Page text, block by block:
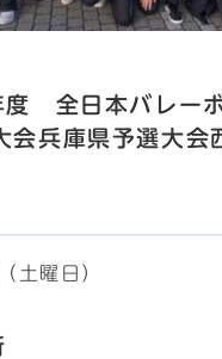
度 全日本バレー
会兵庫県予選大会
土曜日）